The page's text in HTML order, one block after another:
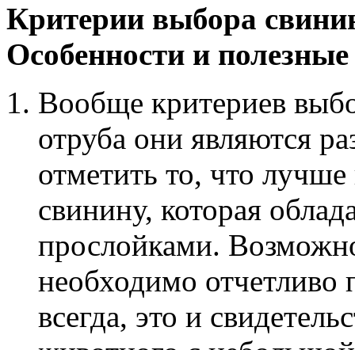
Критерии выбора
Особенности и
Вообще критериев
отруба они являются
отметить то, что
свинину, которая
прослойками.
необходимо отчетливо
всегда, это и